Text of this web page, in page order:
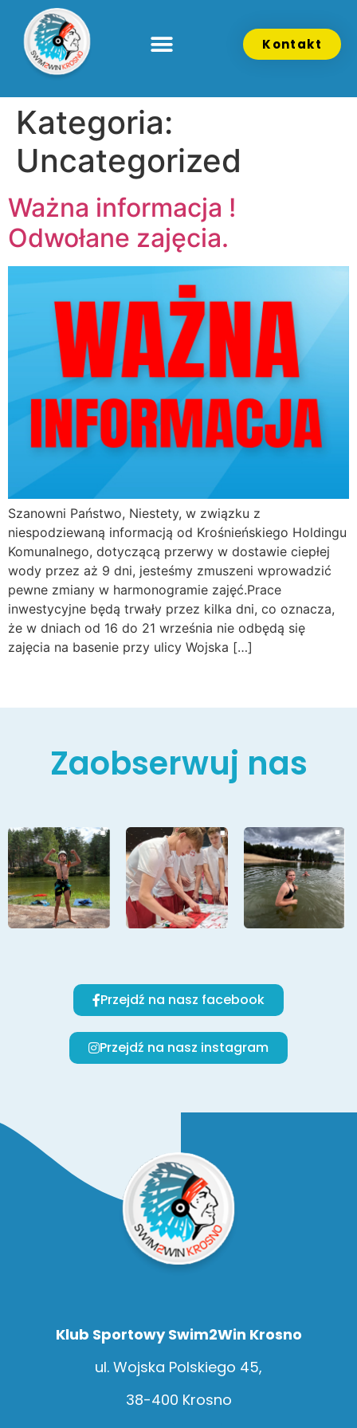
Kontakt
Kategoria:
Uncategorized
Ważna informacja !
Odwołane zajęcia.
Szanowni Państwo, Niestety, w związku z
niespodziewaną informacją od Krośnieńskiego Holdingu
Komunalnego, dotyczącą przerwy w dostawie ciepłej
wody przez aż 9 dni, jesteśmy zmuszeni wprowadzić
pewne zmiany w harmonogramie zajęć.Prace
inwestycyjne będą trwały przez kilka dni, co oznacza,
że w dniach od 16 do 21 września nie odbędą się
zajęcia na basenie przy ulicy Wojska […]
Zaobserwuj nas
Przejdź na nasz facebook
Przejdź na nasz instagram
Klub Sportowy Swim2Win Krosno
ul. Wojska Polskiego 45,
38-400 Krosno